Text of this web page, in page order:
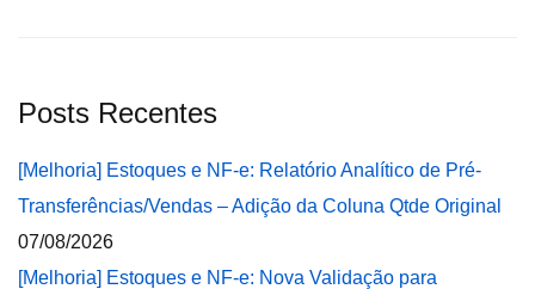
Posts Recentes
[Melhoria] Estoques e NF-e: Relatório Analítico de Pré-
Transferências/Vendas – Adição da Coluna Qtde Original
07/08/2026
[Melhoria] Estoques e NF-e: Nova Validação para